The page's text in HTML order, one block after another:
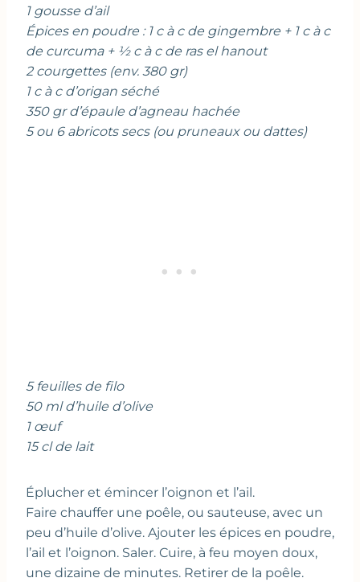
1 gousse d’ail
Épices en poudre : 1 c à c de gingembre + 1 c à c
de curcuma + ½ c à c de ras el hanout
2 courgettes (env. 380 gr)
1 c à c d’origan séché
350 gr d’épaule d’agneau hachée
5 ou 6 abricots secs (ou pruneaux ou dattes)
5 feuilles de filo
50 ml d’huile d’olive
1 œuf
15 cl de lait
Éplucher et émincer l’oignon et l’ail.
Faire chauffer une poêle, ou sauteuse, avec un
peu d’huile d’olive. Ajouter les épices en poudre,
l’ail et l’oignon. Saler. Cuire, à feu moyen doux,
une dizaine de minutes. Retirer de la poêle.